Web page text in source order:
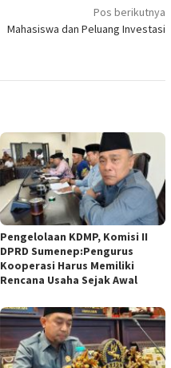
Pos berikutnya
Mahasiswa dan Peluang Investasi
Pengelolaan KDMP, Komisi II
DPRD Sumenep:Pengurus
Kooperasi Harus Memiliki
Rencana Usaha Sejak Awal